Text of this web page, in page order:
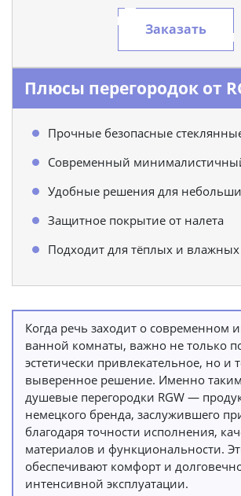
Заказать
Плюсы перегородок от
Прочные безопасные
Современный
Удобные решения для
Защитное покрытие от налета
Подходит для тёплых и
Когда речь заходит о современном
ванной комнаты, важно не только
эстетически привлекательное, но и
выверенное решение. Именно
душевые перегородки RGW —
немецкого бренда, заслужившего
благодаря точности исполнения,
материалов и функциональности.
обеспечивают комфорт и
интенсивной эксплуатации.